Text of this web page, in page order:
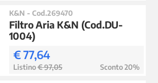
K&N - Cod.269470
Filtro Aria K&N (Cod.DU-
1004)
€ 77,64
Listino€ 97,05 Sconto 20%